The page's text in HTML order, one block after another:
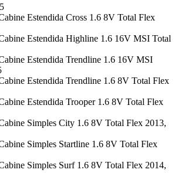
Estendida Cross 1.6 8V Total Flex
Estendida Highline 1.6 16V MSI Total
Estendida Trendline 1.6 16V MSI
Estendida Trendline 1.6 8V Total Flex
Estendida Trooper 1.6 8V Total Flex
Simples City 1.6 8V Total Flex 2013,
Simples Startline 1.6 8V Total Flex
Simples Surf 1.6 8V Total Flex 2014,